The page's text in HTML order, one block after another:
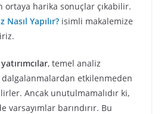
harika sonuçlar çıkabilir.
Yapılır? isimli makalemize
, temel analiz
dalgalanmalardan etkilenmeden
Ancak unutulmamalıdır ki,
varsayımlar barındırır. Bu